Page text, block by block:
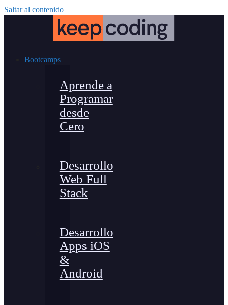
Saltar al contenido
Bootcamps
Aprende a
Programar
desde
Cero
Desarrollo
Web Full
Stack
Desarrollo
Apps iOS
&
Android